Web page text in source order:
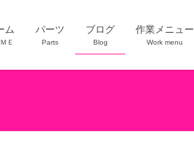
ム
Ｅ
パーツ
Parts
ブログ
Blog
作業メニュー
Work menu